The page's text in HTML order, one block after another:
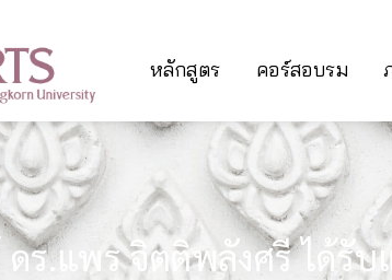
หลักสูตร คอร์สอบรม
ดร.แพร จิตติพลังศรี ได้รับ